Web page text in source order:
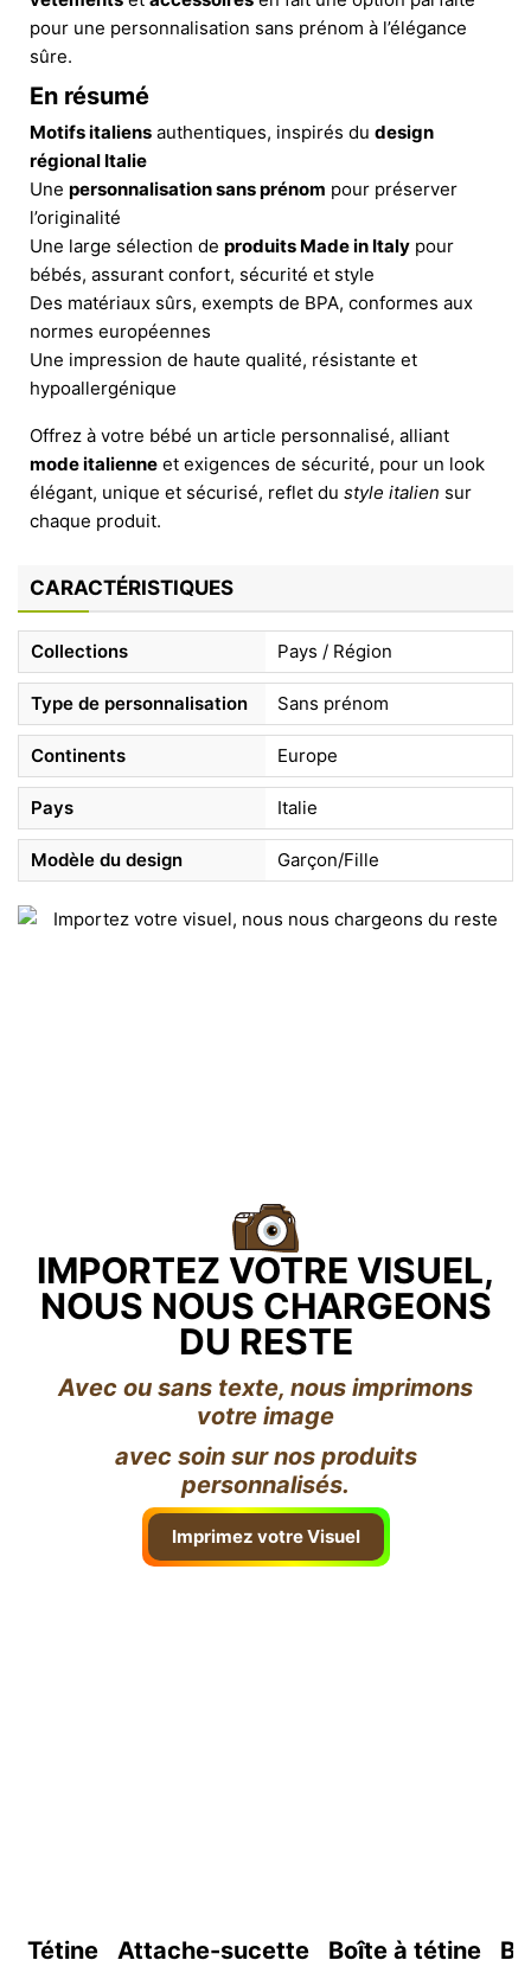
pour une personnalisation sans prénom à l’élégance
sûre.
En résumé
Motifs italiens authentiques, inspirés du design
régional Italie
Une personnalisation sans prénom pour préserver
l’originalité
Une large sélection de produits Made in Italy pour
bébés, assurant confort, sécurité et style
Des matériaux sûrs, exempts de BPA, conformes aux
normes européennes
Une impression de haute qualité, résistante et
hypoallergénique
Offrez à votre bébé un article personnalisé, alliant
mode italienne et exigences de sécurité, pour un look
élégant, unique et sécurisé, reflet du style italien sur
chaque produit.
CARACTÉRISTIQUES
Collections Pays / Région
Type de personnalisation Sans prénom
Continents Europe
Pays Italie
Modèle du design Garçon/Fille
IMPORTEZ VOTRE VISUEL,
NOUS NOUS CHARGEONS
DU RESTE
Avec ou sans texte, nous imprimons
votre image
avec soin sur nos produits
personnalisés.
Imprimez votre Visuel
Tétine Attache-sucette Boîte à tétine